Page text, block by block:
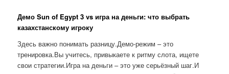
Демо Sun of Egypt 3 vs игра на деньги: что выбрать
казахстанскому игроку
Здесь важно понимать разницу.Демо-режим – это
тренировка.Вы учитесь, привыкаете к ритму слота, ищете
свои стратегии.Игра на деньги – это уже серьёзный шаг.И